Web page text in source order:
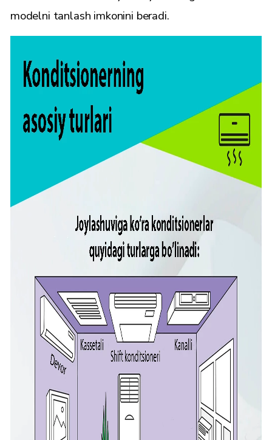
modelni tanlash imkonini beradi.